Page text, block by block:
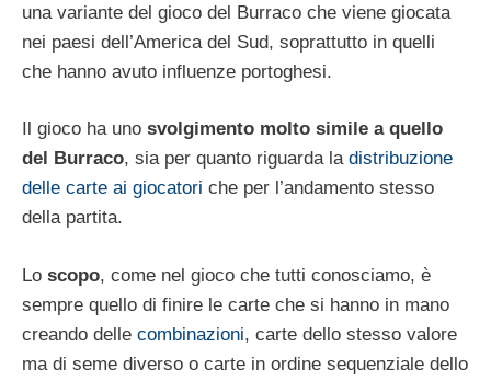
una variante del gioco del Burraco che viene giocata
nei paesi dell’America del Sud, soprattutto in quelli
che hanno avuto influenze portoghesi.
Il gioco ha uno svolgimento molto simile a quello
del Burraco, sia per quanto riguarda la distribuzione
delle carte ai giocatori che per l’andamento stesso
della partita.
Lo scopo, come nel gioco che tutti conosciamo, è
sempre quello di finire le carte che si hanno in mano
creando delle combinazioni, carte dello stesso valore
ma di seme diverso o carte in ordine sequenziale dello